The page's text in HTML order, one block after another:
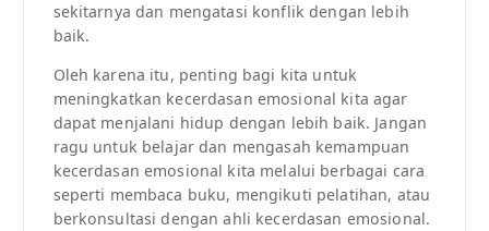
sekitarnya dan mengatasi konflik dengan lebih
baik.
Oleh karena itu, penting bagi kita untuk
meningkatkan kecerdasan emosional kita agar
dapat menjalani hidup dengan lebih baik. Jangan
ragu untuk belajar dan mengasah kemampuan
kecerdasan emosional kita melalui berbagai cara
seperti membaca buku, mengikuti pelatihan, atau
berkonsultasi dengan ahli kecerdasan emosional.